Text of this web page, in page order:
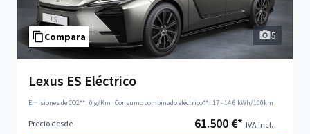
Compara 5
Lexus ES Eléctrico
Emisiones de CO2**: 0 g/Km ·Consumo combinado eléctrico**: 17 - 14.6 kWh/100km
Precio desde 61.500 €* IVA incl.